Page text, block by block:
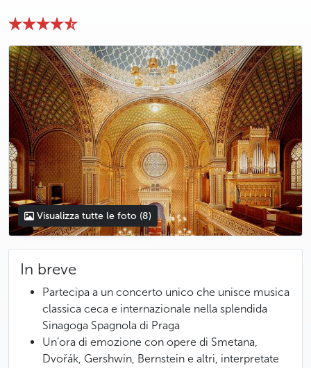
photo 5
photo 6
photo 7
photo 8
Visualizza tutte le foto (8)
In breve
Partecipa a un concerto unico che unisce musica
classica ceca e internazionale nella splendida
Sinagoga Spagnola di Praga
Un’ora di emozione con opere di Smetana,
Dvořák, Gershwin, Bernstein e altri, interpretate